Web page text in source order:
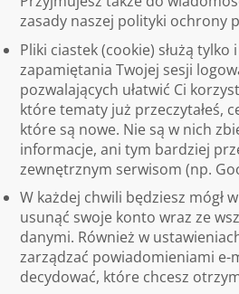
zasady naszej polityki ochrony
Pliki ciastek (cookie) służą tylko
zapamiętania Twojej sesji
pozwalających ułatwić Ci
które tematy już przeczytałeś,
które są nowe. Nie są w nich
informacje, ani tym bardziej
zewnętrznym serwisom (np.
W każdej chwili będziesz mógł
usunąć swoje konto wraz ze
danymi. Również w
zarządzać powiadomieniami e-
decydować, które chcesz